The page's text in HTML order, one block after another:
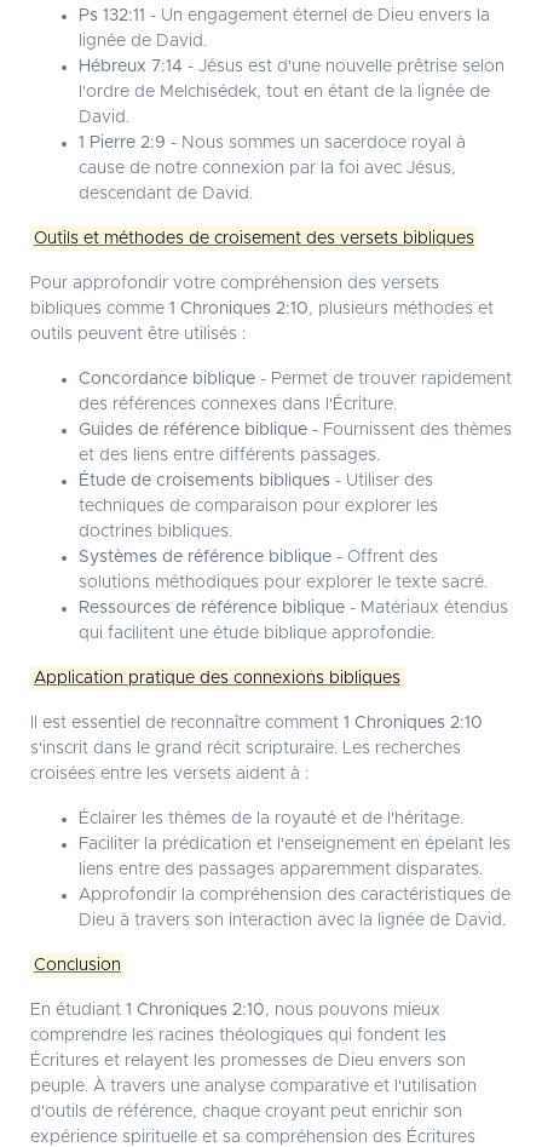
Ps 132:11 - Un engagement éternel de Dieu envers la
lignée de David.
Hébreux 7:14 - Jésus est d'une nouvelle prêtrise selon
l'ordre de Melchisédek, tout en étant de la lignée de
David.
1 Pierre 2:9 - Nous sommes un sacerdoce royal à
cause de notre connexion par la foi avec Jésus,
descendant de David.
Outils et méthodes de croisement des versets bibliques
Pour approfondir votre compréhension des versets
bibliques comme 1 Chroniques 2:10, plusieurs méthodes et
outils peuvent être utilisés :
Concordance biblique - Permet de trouver rapidement
des références connexes dans l'Écriture.
Guides de référence biblique - Fournissent des thèmes
et des liens entre différents passages.
Étude de croisements bibliques - Utiliser des
techniques de comparaison pour explorer les
doctrines bibliques.
Systèmes de référence biblique - Offrent des
solutions méthodiques pour explorer le texte sacré.
Ressources de référence biblique - Matériaux étendus
qui facilitent une étude biblique approfondie.
Application pratique des connexions bibliques
Il est essentiel de reconnaître comment 1 Chroniques 2:10
s'inscrit dans le grand récit scripturaire. Les recherches
croisées entre les versets aident à :
Éclairer les thèmes de la royauté et de l'héritage.
Faciliter la prédication et l'enseignement en épelant les
liens entre des passages apparemment disparates.
Approfondir la compréhension des caractéristiques de
Dieu à travers son interaction avec la lignée de David.
Conclusion
En étudiant 1 Chroniques 2:10, nous pouvons mieux
comprendre les racines théologiques qui fondent les
Écritures et relayent les promesses de Dieu envers son
peuple. À travers une analyse comparative et l'utilisation
d'outils de référence, chaque croyant peut enrichir son
expérience spirituelle et sa compréhension des Écritures